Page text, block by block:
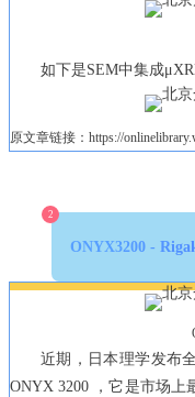
如下是SEM中集成
原文章链接：https://
2
ONYX3200 -
近期，日本理学发布
ONYX 3200 ，它是市场